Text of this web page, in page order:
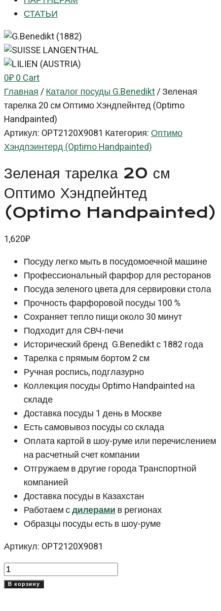
СТАТЬИ
0₽0Cart
Главная/Каталог посуды G.Benedikt/Зеленая
тарелка 20 см Оптимо Хэндпейнтед (Optimo
Handpainted)
Артикул: OPT2120X9081 Категория:Оптимо
Хэндпэинтерд (Optimo Handpainted)
Зеленая тарелка 20 см
Оптимо Хэндпейнтед
(Optimo Handpainted)
1,620₽
Посуду легко мыть в посудомоечной машине
Профессиональный фарфор для ресторанов
Посуда зеленого цвета для сервировки стола
Прочность фарфоровой посуды 100 %
Сохраняет тепло пищи около 30 минут
Подходит для СВЧ-печи
Исторический бренд G.Benedikt с 1882 года
Тарелка с прямым бортом 2 см
Ручная роспись, подглазурно
Коллекция посуды Optimo Handpainted на
складе
Доставка посуды 1 день в Москве
Есть самовывоз посуды со склада
Оплата картой в шоу-руме или перечислением
на расчетный счет компании
Отгружаем в другие города Транспортной
компанией
Доставка посуды в Казахстан
Работаем сдилерамив регионах
Образцы посуды есть в шоу-руме
Артикул: OPT2120X9081
Количество
товара
В корзину